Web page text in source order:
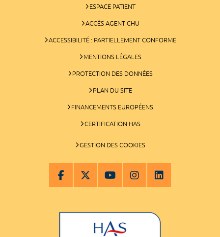
ESPACE PATIENT
ACCÈS AGENT CHU
ACCESSIBILITÉ : PARTIELLEMENT CONFORME
MENTIONS LÉGALES
PROTECTION DES DONNÉES
PLAN DU SITE
FINANCEMENTS EUROPÉENS
CERTIFICATION HAS
GESTION DES COOKIES